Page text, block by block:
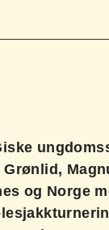
Grønlid,
og Norge